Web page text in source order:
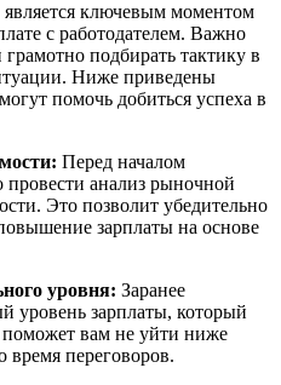
ключевым моментом
с работодателем. Важно
подбирать тактику в
Ниже приведены
помочь добиться успеха в
Перед началом
провести анализ рыночной
Это позволит убедительно
зарплаты на основе
уровня: Заранее
уровень зарплаты, который
вам не уйти ниже
время переговоров.